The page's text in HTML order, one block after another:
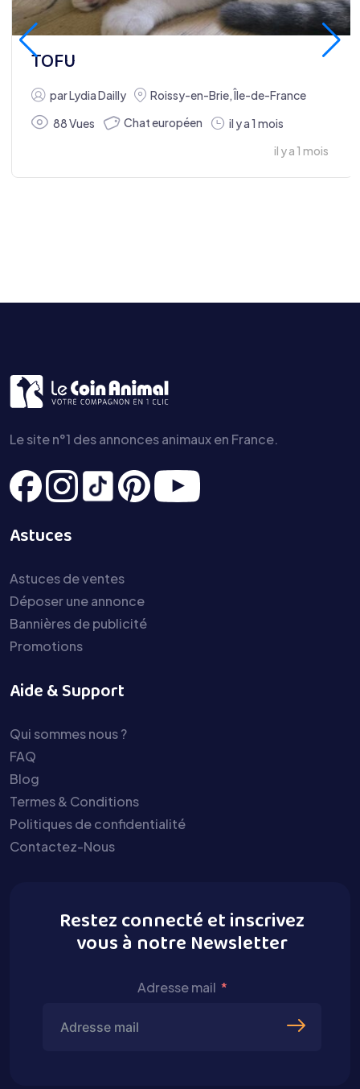
TOFU
parLydia Dailly Roissy-en-Brie,Île-de-France
88 Vues
Chat européen
il y a 1 mois
il y a 1 mois
Le site n°1 des annonces animaux en France.
Astuces
Astuces de ventes
Déposer une annonce
Bannières de publicité
Promotions
Aide & Support
Qui sommes nous ?
FAQ
Blog
Termes & Conditions
Politiques de confidentialité
Contactez-Nous
Restez connecté et inscrivez
vous à notre Newsletter
Adresse mail